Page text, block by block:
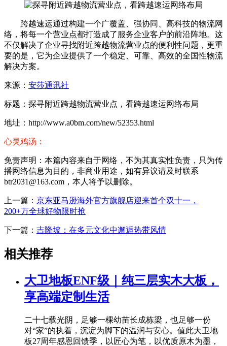
跨越速运通过构建一个广覆盖、强协同、高科技的物流网
络，将每一个营业点都打造成了服务企业客户的前沿阵地。这
不仅解决了企业寻找附近跨越物流营业点的便利性问题，更重
要的是，它为企业提供了一个稳定、可靠、高效的全国性物流
解决方案。
来源： 安莎通讯社
标题：探寻附近跨越物流营业点，看跨越速运网络布局
地址：http://www.a0bm.com/new/52353.html
心灵鸡汤：
免责声明：本篇内容来自于网络，不为其真实性负责，只为传
播网络信息为目的，非商业用途，如有异议请及时联系
btr2031@163.com，本人将予以删除。
上一篇： 京东亚马逊海外官方旗舰店迎来首个双十一，
200+万全球好物限时抢
下一篇： 吉隆坡：在多元文化中邂逅热带风情
相关推荐
大卫地板ENF级｜纯三层实木大板，
享高端定制生活
二十七载光阴，足够一棵幼苗长成栋梁，也足够一份
对“家”的执着，沉淀为脚下的温润与安心。值此大卫地
板27周年感恩回馈季，以匠心为笔，以优质原木为墨，